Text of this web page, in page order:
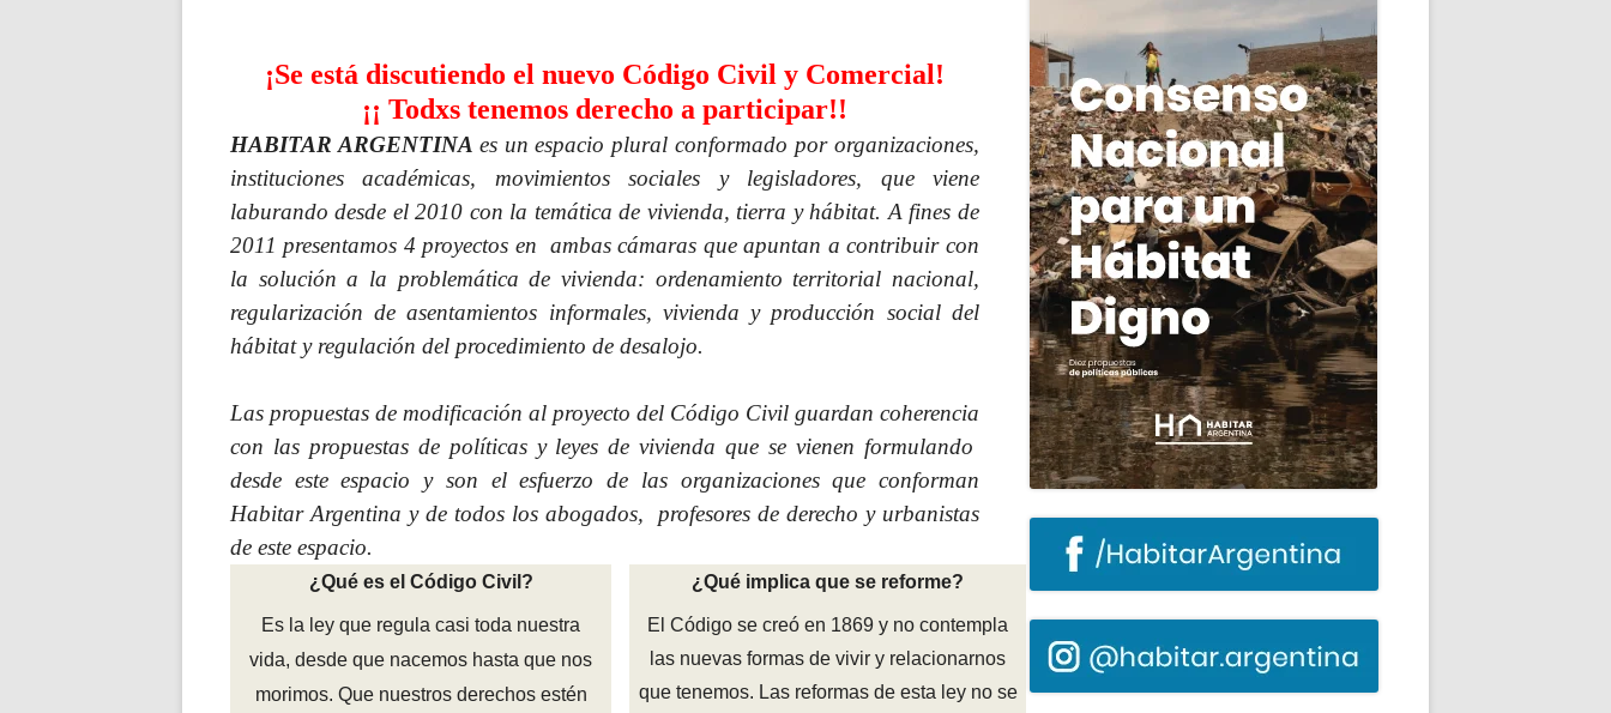
¡Se está discutiendo el nuevo Código Civil y Comercial!
¡¡ Todxs tenemos derecho a participar!!
HABITAR ARGENTINA es un espacio plural conformado por organizaciones,
instituciones académicas, movimientos sociales y legisladores, que viene
laburando desde el 2010 con la temática de vivienda, tierra y hábitat. A fines de
2011 presentamos 4 proyectos en ambas cámaras que apuntan a contribuir con
la solución a la problemática de vivienda: ordenamiento territorial nacional,
regularización de asentamientos informales, vivienda y producción social del
hábitat y regulación del procedimiento de desalojo.
Las propuestas de modificación al proyecto del Código Civil guardan coherencia
con las propuestas de políticas y leyes de vivienda que se vienen formulando
desde este espacio y son el esfuerzo de las organizaciones que conforman
Habitar Argentina y de todos los abogados, profesores de derecho y urbanistas
de este espacio.
¿Qué es el Código Civil?
Es la ley que regula casi toda nuestra
vida, desde que nacemos hasta que nos
morimos. Que nuestros derechos estén
¿Qué implica que se reforme?
El Código se creó en 1869 y no contempla
las nuevas formas de vivir y relacionarnos
que tenemos. Las reformas de esta ley no se
principal